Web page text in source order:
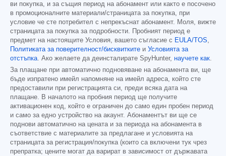
ви покупка, и за същия период на абонамент или както е посочено
в промоционалните материали/страницата за покупка, при
условие че сте потребител с непрекъснат абонамент. Моля, вижте
страницата за покупка за подробности. Пробният период е
предмет на настоящите Условия, вашето съгласие с EULA/TOS,
Политиката за поверителност/бисквитките и Условията за
отстъпка. Ако желаете да деинсталирате SpyHunter, научете как.
За плащане при автоматично подновяване на абонамента ви, ще
бъде изпратено имейл напомняне на имейл адреса, който сте
предоставили при регистрацията си, преди всяка дата на
плащане. В началото на пробния период ще получите
активационен код, който е ограничен до само един пробен период
и само за едно устройство на акаунт. Абонаментът ви ще се
поднови автоматично на цената и за периода на абонамента в
съответствие с материалите за предлагане и условията на
страницата за регистрация/покупка (които са включени тук чрез
препратка; цените могат да варират в зависимост от държавата